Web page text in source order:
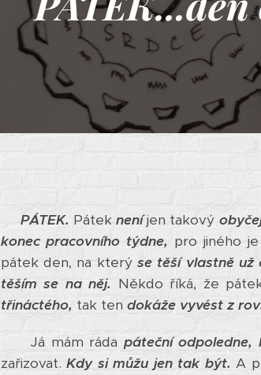
PÁTEK. Pátekneníjen takový
konec pracovního týdne, pro jiného
pátek den, na který se těší vlastně už
těším se na něj. Někdo říká, že
třináctého, tak ten dokáže vyvést z
Já mám ráda páteční odpoledne,
zařizovat. Kdy si můžu jen tak být. A